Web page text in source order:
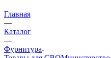
Главная
—
Каталог
—
Фурнитура